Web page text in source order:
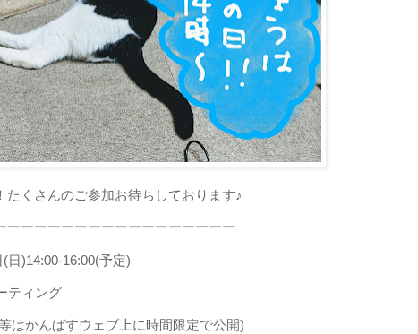
たくさんのご参加お待ちしております♪
ーーーーーーーーーーーーーーーーー
)14:00-16:00(予定)
ティング
すウェブ上に時間限定で公開)